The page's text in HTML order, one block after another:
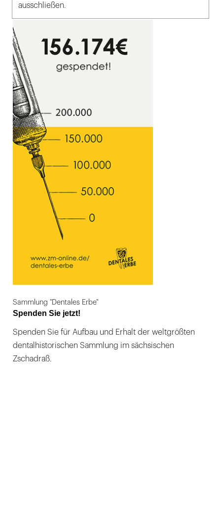
ausschließen.
Sammlung "Dentales Erbe"
Spenden Sie jetzt!
Spenden Sie für Aufbau und Erhalt der weltgrößten
dentalhistorischen Sammlung im sächsischen
Zschadraß.